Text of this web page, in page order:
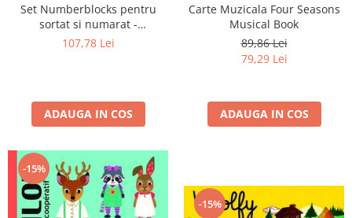
Set Numberblocks pentru
sortat si numarat -
Numberblob
107,78 Lei
ADAUGA IN COS
Carte Muzicala Four Seasons
Musical Book
89,86 Lei
79,29 Lei
ADAUGA IN COS
-15%
-15%